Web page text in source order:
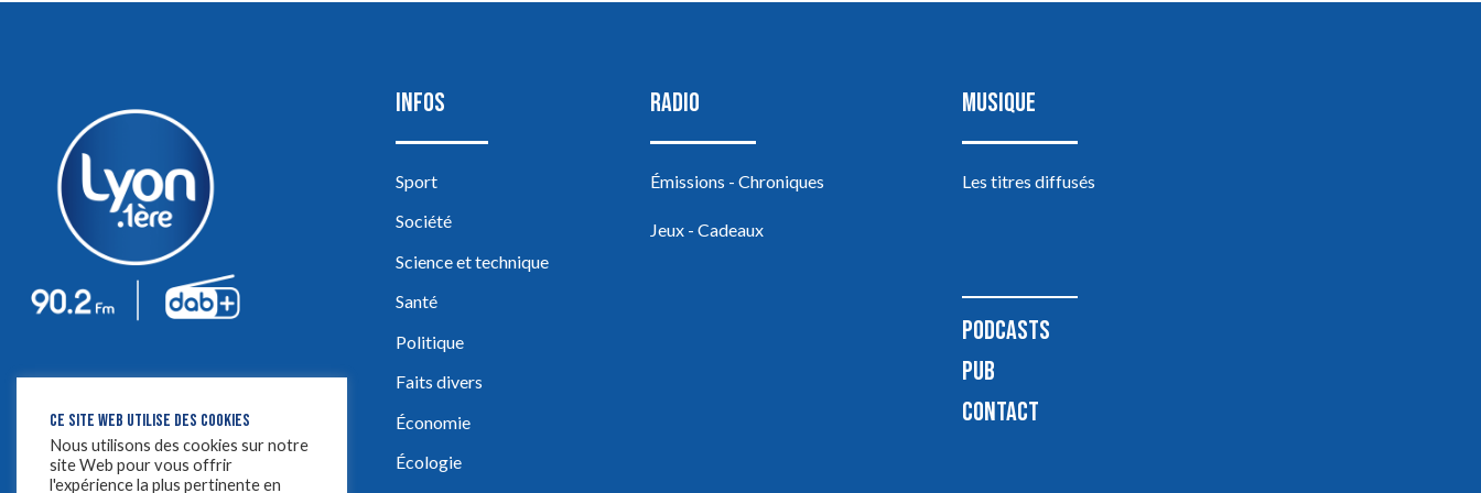
INFOS
Sport
Société
Science et technique
Santé
Politique
Faits divers
Économie
Écologie
RADIO
Émissions - Chroniques
Jeux - Cadeaux
MUSIQUE
Les titres diffusés
PODCASTS
PUB
CONTACT
CE SITE WEB UTILISE DES COOKIES
Nous utilisons des cookies sur notre
site Web pour vous offrir
l'expérience la plus pertinente en